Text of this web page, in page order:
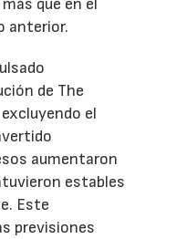
que en el
anterior.
de The
el
aumentaron
estables
Este
previsiones